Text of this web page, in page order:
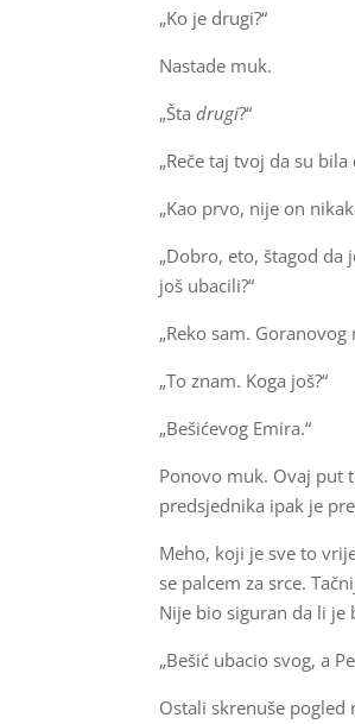
„Ko je drugi?“
Nastade muk.
„Štadrugi?“
„Reče taj tvoj da su
„Kao prvo, nije on
„Dobro, eto, štagod da
još ubacili?“
„Reko sam. Goranovog
„To znam. Koga još?“
„Bešićevog Emira.“
Ponovo muk. Ovaj put
predsjednika ipak je
Meho, koji je sve to
se palcem za srce.
Nije bio siguran da li je
„Bešić ubacio svog, a
Ostali skrenuše